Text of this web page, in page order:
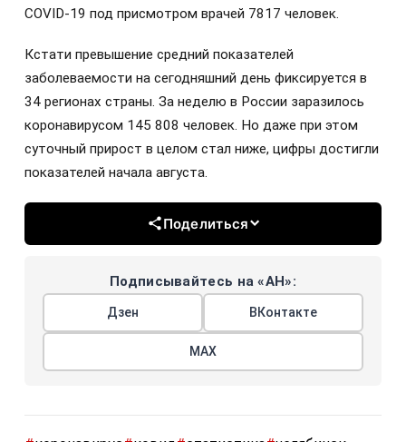
COVID-19 под присмотром врачей 7817 человек.
Кстати превышение средний показателей
заболеваемости на сегодняшний день фиксируется в
34 регионах страны. За неделю в России заразилось
коронавирусом 145 808 человек. Но даже при этом
суточный прирост в целом стал ниже, цифры достигли
показателей начала августа.
Поделиться
Подписывайтесь на «АН»:
Дзен ВКонтакте
МАХ